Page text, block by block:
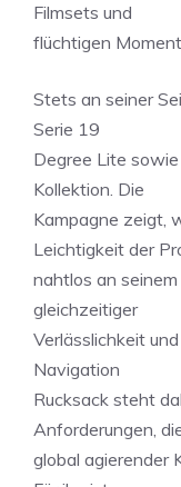
Filmsets und
flüchtigen
Stets an seiner
Serie 19
Degree Lite
Kollektion. Die
Kampagne zeigt,
Leichtigkeit der
nahtlos an
gleichzeitiger
Verlässlichkeit
Navigation
Rucksack steht
Anforderungen,
global agierender